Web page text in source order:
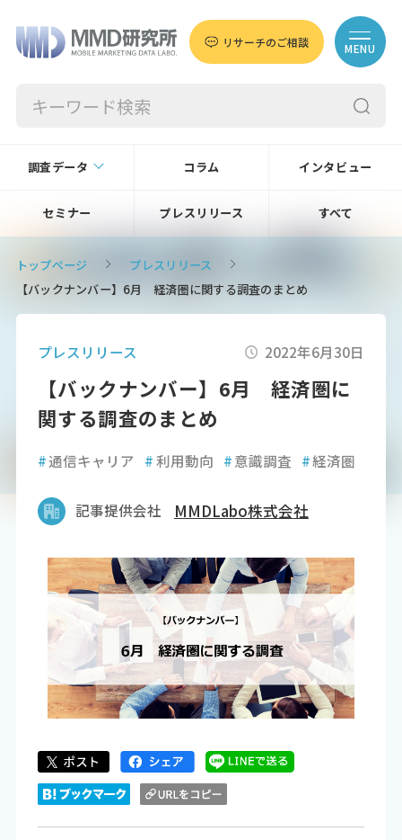
リサーチのご相談 MENU
調査データ コラム インタビュー
セミナー プレスリリース すべて
トップページ
プレスリリース
【バックナンバー】6月 経済圏に関する調査のまとめ
プレスリリース 2022年6月30日
【バックナンバー】6月 経済圏に
関する調査のまとめ
#通信キャリア #利用動向 #意識調査 #経済圏
記事提供会社 MMDLabo株式会社